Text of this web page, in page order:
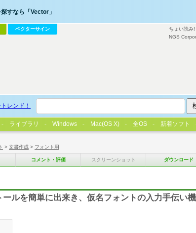
> 文書作成 > フォント用
コメント・評価 スクリーンショット ダウンロード
ルを簡単に出来き、仮名フォントの入力手伝い
ちょい読み!
NGS
すなら「Vector」
ベクターサイン
レンド！
ライブラリ Windows Mac(OS X) 全OS 新着ソフト